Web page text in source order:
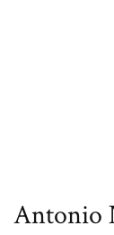
Antonio